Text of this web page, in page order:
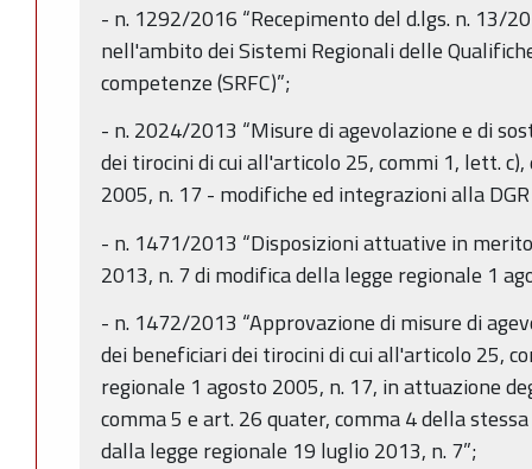
- n. 1292/2016 “Recepimento del d.lgs. n. 13/
nell'ambito dei Sistemi Regionali delle
competenze (SRFC)”;
- n. 2024/2013 “Misure di agevolazione e di
dei tirocini di cui all'articolo 25, commi 1, lett.
2005, n. 17 - modifiche ed integrazioni alla
- n. 1471/2013 “Disposizioni attuative in
2013, n. 7 di modifica della legge regionale 1
- n. 1472/2013 “Approvazione di misure di
dei beneficiari dei tirocini di cui all'articolo 25,
regionale 1 agosto 2005, n. 17, in attuazione
comma 5 e art. 26 quater, comma 4 della
dalla legge regionale 19 luglio 2013, n. 7”;